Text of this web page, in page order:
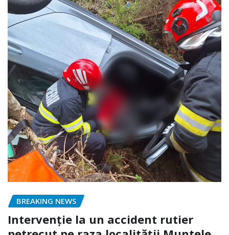
BREAKING NEWS
Intervenție la un accident rutier